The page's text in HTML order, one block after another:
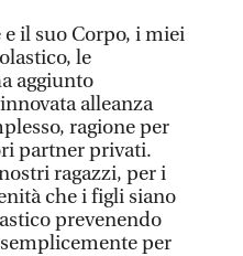
il suo Corpo, i miei
le
aggiunto
alleanza
ragione per
partner privati.
ragazzi, per i
che i figli siano
prevenendo
per